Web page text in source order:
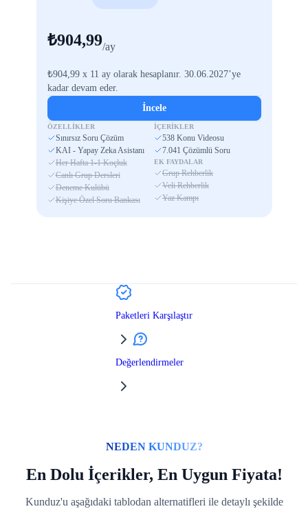
₺904,99/ay
₺904,99 x 11 ay olarak hesaplanır. 30.06.2027’ye
kadar devam eder.
İncele
ÖZELLİKLER
Sınırsız Soru Çözüm
KAI - Yapay Zeka Asistanı
Her Hafta 1-1 Koçluk
Canlı Grup Dersleri
Deneme Kulübü
Kişiye Özel Soru Bankası
İÇERİKLER
538 Konu Videosu
7.041 Çözümlü Soru
EK FAYDALAR
Grup Rehberlik
Veli Rehberlik
Yaz Kampı
Paketleri Karşılaştır
Değerlendirmeler
NEDEN KUNDUZ?
En Dolu İçerikler, En Uygun Fiyata!
Kunduz'u aşağıdaki tablodan alternatifleri ile detaylı şekilde